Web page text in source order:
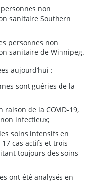
non
sanitaire Southern
personnes non
sanitaire de Winnipeg.
aujourd’hui :
sont guéries de la
de la COVID-19,
infectieux;
soins intensifs en
cas actifs et trois
toujours des soins
ont été analysés en